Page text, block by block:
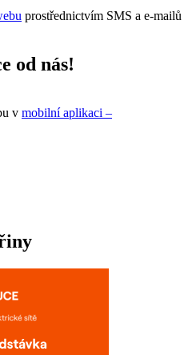
prostřednictvím SMS a e-mailů
od nás!
v mobilní aplikaci –